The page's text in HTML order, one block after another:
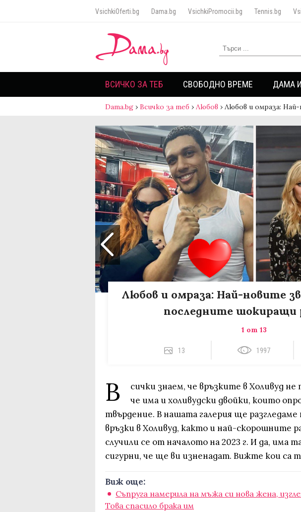
VsichkiOferti.bg Dama.bg VsichkiPromocii.bg Tennis.bg
ВСИЧКО ЗА ТЕБ СВОБОДНО ВРЕМЕ ДАМА
Dama.bg › Всичко за теб › Любов › Любов и омраза:
Любов и омраза: Най-новите
последните шокиращи
1 от 13
13 1997
В
сички знаем, че връзките в Холивуд
че има и холивудски двойки, които
твърдение. В нашата галерия ще
връзки в Холивуд, както и най-скорошните
случили се от началото на 2023 г. И да, има
сигурни, че ще ви изненадат. Вижте кои са
Виж още:
Съпруга намерила на мъжа си нова жена,
Това спасило брака им